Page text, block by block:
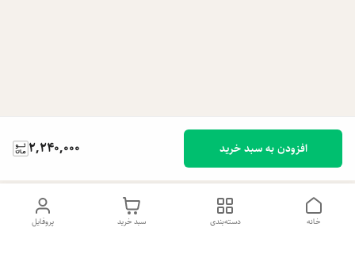
2,240,000 افزودن به سبد خرید
پروفایل سبد خرید دسته‌بندی خانه